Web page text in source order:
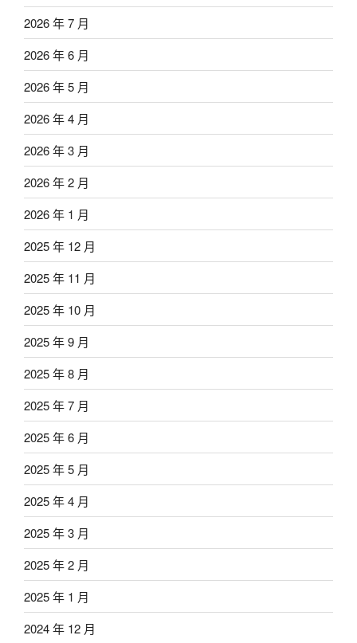
2026 年 7 月
2026 年 6 月
2026 年 5 月
2026 年 4 月
2026 年 3 月
2026 年 2 月
2026 年 1 月
2025 年 12 月
2025 年 11 月
2025 年 10 月
2025 年 9 月
2025 年 8 月
2025 年 7 月
2025 年 6 月
2025 年 5 月
2025 年 4 月
2025 年 3 月
2025 年 2 月
2025 年 1 月
2024 年 12 月